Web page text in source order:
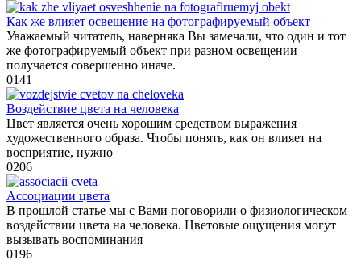
Как же влияет освещение на фотографируемый объект
Уважаемый читатель, наверняка Вы замечали, что один и тот
же фотографируемый объект при разном освещении
получается совершенно иначе.
0141
Воздействие цвета на человека
Цвет является очень хорошим средством выражения
художественного образа. Чтобы понять, как он влияет на
восприятие, нужно
0206
Ассоциации цвета
В прошлой статье мы с Вами поговорили о физиологическом
воздействии цвета на человека. Цветовые ощущения могут
вызывать воспоминания
0196